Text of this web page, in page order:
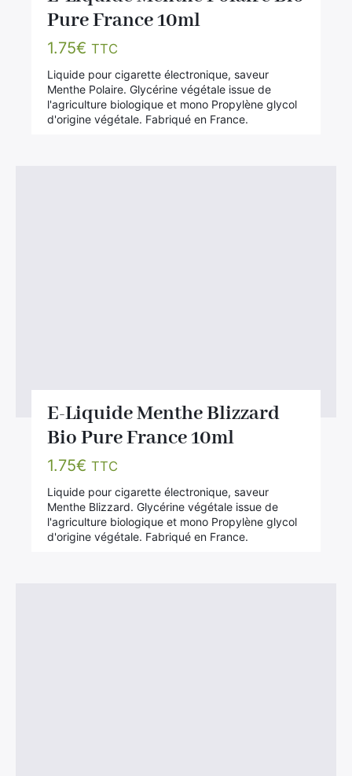
Pure France 10ml
1.75€ TTC
Liquide pour cigarette électronique, saveur
Menthe Polaire. Glycérine végétale issue de
l'agriculture biologique et mono Propylène glycol
d'origine végétale. Fabriqué en France.
E-Liquide Menthe Blizzard
Bio Pure France 10ml
1.75€ TTC
Liquide pour cigarette électronique, saveur
Menthe Blizzard. Glycérine végétale issue de
l'agriculture biologique et mono Propylène glycol
d'origine végétale. Fabriqué en France.